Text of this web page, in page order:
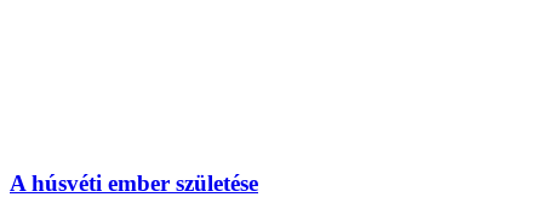
A húsvéti ember születése